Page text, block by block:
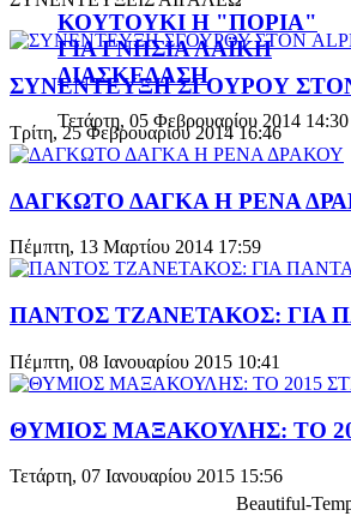
ΚΟΥΤΟΥΚΙ Η "ΠΟΡΙΑ"
ΓΙΑ ΓΝΗΣΙΑ ΛΑΪΚΗ
ΔΙΑΣΚΕΔΑΣΗ
Τετάρτη, 05 Φεβρουαρίου 2014 14:30
ΣΥΝΕΝΤΕΥΞΗ ΣΓΟΥΡΟΥ ΣΤΟΝ
Τρίτη, 25 Φεβρουαρίου 2014 16:46
ΔΑΓΚΩΤΟ ΔΑΓΚΑ Η ΡΕΝΑ
Πέμπτη, 13 Μαρτίου 2014 17:59
ΠΑΝΤΟΣ ΤΖΑΝΕΤΑΚΟΣ: ΓΙΑ
Πέμπτη, 08 Ιανουαρίου 2015 10:41
ΘΥΜΙΟΣ ΜΑΞΑΚΟΥΛΗΣ: ΤΟ
Τετάρτη, 07 Ιανουαρίου 2015 15:56
Beautiful-